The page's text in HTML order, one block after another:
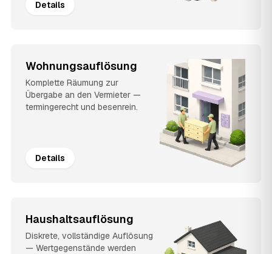
Details
Wohnungsauflösung
Komplette Räumung zur
Übergabe an den Vermieter —
termingerecht und besenrein.
Details
Haushaltsauflösung
Diskrete, vollständige Auflösung
— Wertgegenstände werden